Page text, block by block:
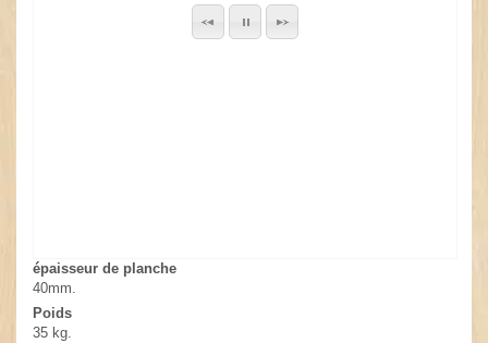
épaisseur de planche
40mm.
Poids
35 kg.